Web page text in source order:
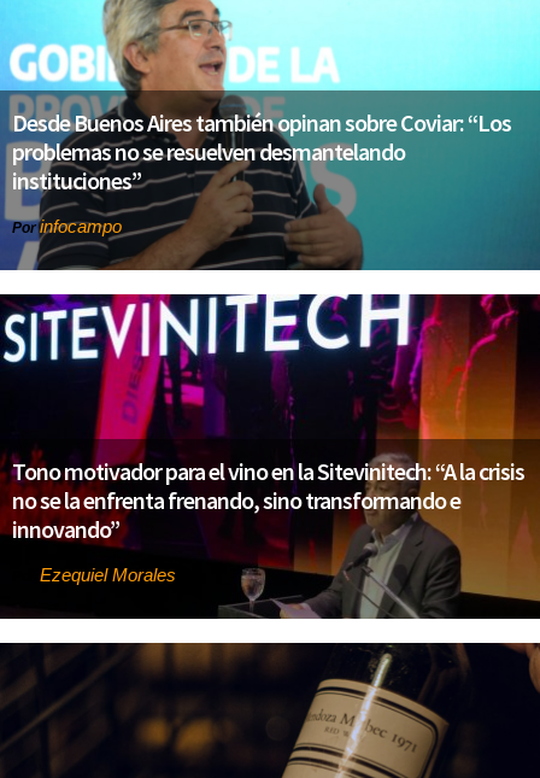
Desde Buenos Aires también opinan sobre Coviar: “Los
problemas no se resuelven desmantelando
instituciones”
Porinfocampo
Tono motivador para el vino en la Sitevinitech: “A la crisis
no se la enfrenta frenando, sino transformando e
innovando”
Ezequiel Morales